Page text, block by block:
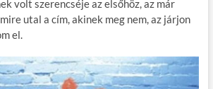
bl
r
es
t
m
e
g
volt szerencséje az elsőhöz, az már
utal a cím, akinek meg nem, az járjon
el.